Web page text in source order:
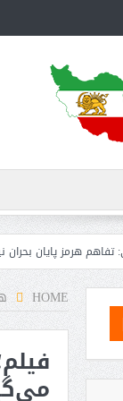
پایان بحران نیست؛
HOME